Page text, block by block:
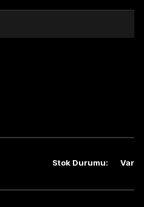
Stok Durumu: Var